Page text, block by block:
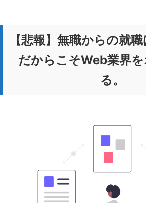
【悲報】無職からの就職
だからこそWeb業界
る。